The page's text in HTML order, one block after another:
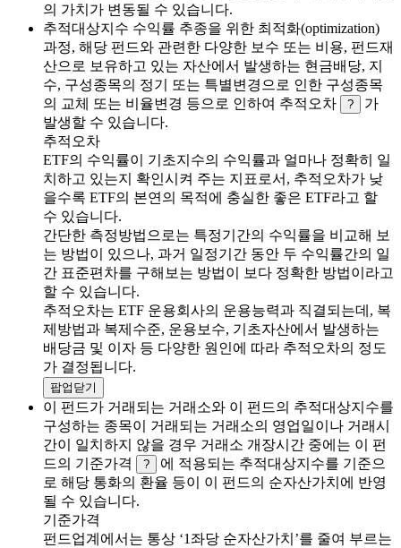
의 가치가 변동될 수 있습니다.
추적대상지수 수익률 추종을 위한 최적화(optimization)
과정, 해당 펀드와 관련한 다양한 보수 또는 비용, 펀드재
산으로 보유하고 있는 자산에서 발생하는 현금배당, 지
수, 구성종목의 정기 또는 특별변경으로 인한 구성종목
의 교체 또는 비율변경 등으로 인하여 추적오차
?
가
발생할 수 있습니다.
추적오차
ETF의 수익률이 기초지수의 수익률과 얼마나 정확히 일
치하고 있는지 확인시켜 주는 지표로서, 추적오차가 낮
을수록 ETF의 본연의 목적에 충실한 좋은 ETF라고 할
수 있습니다.
간단한 측정방법으로는 특정기간의 수익률을 비교해 보
는 방법이 있으나, 과거 일정기간 동안 두 수익률간의 일
간 표준편차를 구해보는 방법이 보다 정확한 방법이라고
할 수 있습니다.
추적오차는 ETF 운용회사의 운용능력과 직결되는데, 복
제방법과 복제수준, 운용보수, 기초자산에서 발생하는
배당금 및 이자 등 다양한 원인에 따라 추적오차의 정도
가 결정됩니다.
팝업닫기
이 펀드가 거래되는 거래소와 이 펀드의 추적대상지수를
구성하는 종목이 거래되는 거래소의 영업일이나 거래시
간이 일치하지 않을 경우 거래소 개장시간 중에는 이 펀
드의 기준가격
?
에 적용되는 추적대상지수를 기준으
로 해당 통화의 환율 등이 이 펀드의 순자산가치에 반영
될 수 있습니다.
기준가격
펀드업계에서는 통상 ‘1좌당 순자산가치’를 줄여 부르는